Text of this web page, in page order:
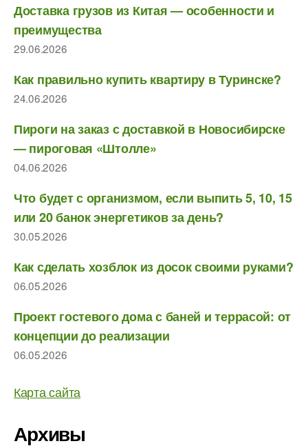
Доставка грузов из Китая — особенности и
преимущества
29.06.2026
Как правильно купить квартиру в Туринске?
24.06.2026
Пироги на заказ с доставкой в Новосибирске
— пироговая «Штолле»
04.06.2026
Что будет с организмом, если выпить 5, 10, 15
или 20 банок энергетиков за день?
30.05.2026
Как сделать хозблок из досок своими руками?
06.05.2026
Проект гостевого дома с баней и террасой: от
концепции до реализации
06.05.2026
Карта сайта
Архивы